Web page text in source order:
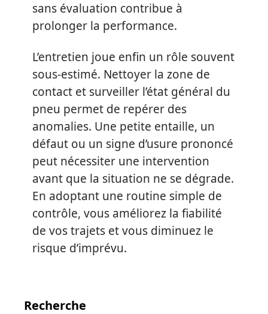
sans évaluation contribue à
prolonger la performance.
L’entretien joue enfin un rôle souvent
sous-estimé. Nettoyer la zone de
contact et surveiller l’état général du
pneu permet de repérer des
anomalies. Une petite entaille, un
défaut ou un signe d’usure prononcé
peut nécessiter une intervention
avant que la situation ne se dégrade.
En adoptant une routine simple de
contrôle, vous améliorez la fiabilité
de vos trajets et vous diminuez le
risque d’imprévu.
Recherche